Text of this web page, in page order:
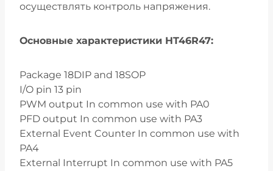
осуществлять контроль напряжения.
Основные характеристики HT46R47:
Package 18DIP and 18SOP
I/O pin 13 pin
PWM output In common use with PA0
PFD output In common use with PA3
External Event Counter In common use with
PA4
External Interrupt In common use with PA5